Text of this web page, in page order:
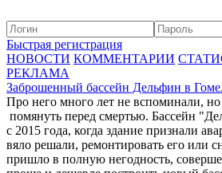
Быстрая регистрация
НОВОСТИ КОММЕНТАРИИ
РЕКЛАМА
Заброшенный бассейн Дельфин в
Про него много лет не вспоминали,
помянуть перед смертью. Бассейн
с 2015 года, когда здание признали
вяло решали, ремонтировать его или
пришло в полную негодность,